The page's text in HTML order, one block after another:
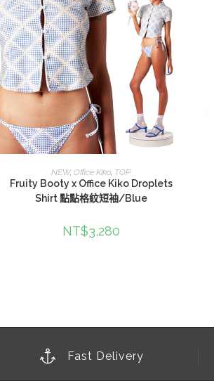
選擇規格
NEW, Office Kiko, TOP
Fruity Booty x Office Kiko Droplets
Shirt 點點格紋短袖/Blue
NT$3,280
Fast Delivery